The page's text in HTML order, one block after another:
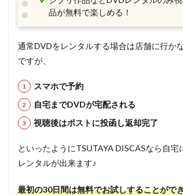
品が無料で楽しめる！
通常DVDをレンタルする場合は店舗に行か
ですが、
スマホで予約
自宅までDVDが宅配される
視聴後はポストに投函し返却完了
といったようにTSUTAYA DISCASなら自宅
レンタルが出来ます♪
最初の30日間は無料でお試しすることがで